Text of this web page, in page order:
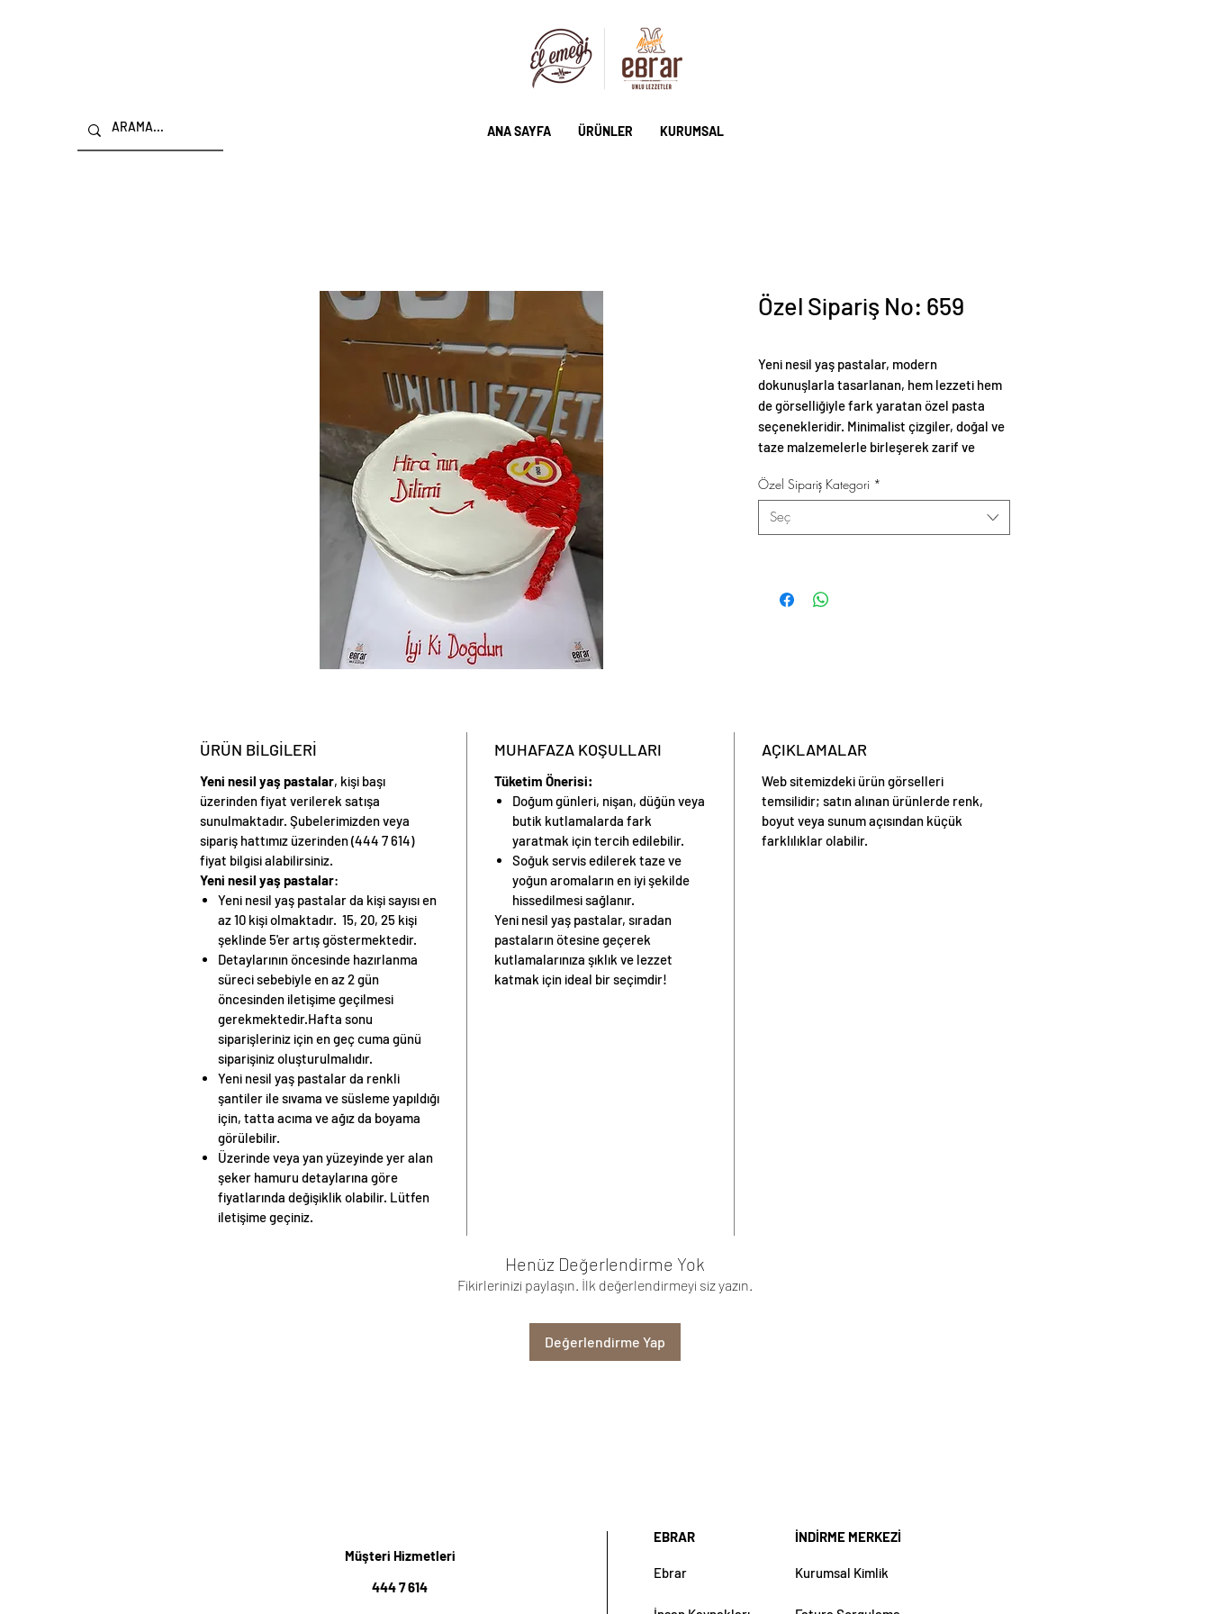
ANA SAYFA ÜRÜNLER KURUMSAL
Özel Sipariş No: 659
Yeni nesil yaş pastalar, modern
dokunuşlarla tasarlanan, hem lezzeti hem
de görselliğiyle fark yaratan özel pasta
seçenekleridir. Minimalist çizgiler, doğal ve
taze malzemelerle birleşerek zarif ve
Özel Sipariş Kategori *
Seç
ÜRÜN BİLGİLERİ
Yeni nesil yaş pastalar, kişi başı
üzerinden fiyat verilerek satışa
sunulmaktadır. Şubelerimizden veya
sipariş hattımız üzerinden (444 7 614)
fiyat bilgisi alabilirsiniz.
Yeni nesil yaş pastalar:
Yeni nesil yaş pastalar da kişi sayısıen
az 10 kişi olmaktadır. 15, 20, 25 kişi
şeklinde 5'er artış göstermektedir.
Detaylarının öncesinde hazırlanma
süreci sebebiyle en az 2 gün
öncesinden iletişime geçilmesi
gerekmektedir.Hafta sonu
siparişleriniz için en geç cuma günü
siparişiniz oluşturulmalıdır.
Yeni nesil yaş pastalar da renkli
şantiler ile sıvama ve süsleme yapıldığı
için, tatta acıma ve ağız da boyama
görülebilir.
Üzerinde veya yan yüzeyinde yer alan
şeker hamuru detaylarına göre
fiyatlarında değişiklik olabilir. Lütfen
iletişime geçiniz.
MUHAFAZA KOŞULLARI
Tüketim Önerisi:
Doğum günleri, nişan, düğün veya
butik kutlamalarda fark
yaratmak için tercih edilebilir.
Soğuk servis edilerek taze ve
yoğun aromaların en iyi şekilde
hissedilmesi sağlanır.
Yeni nesil yaş pastalar, sıradan
pastaların ötesine geçerek
kutlamalarınıza şıklık ve lezzet
katmak için ideal bir seçimdir!
AÇIKLAMALAR
Web sitemizdeki ürün görselleri
temsilidir; satın alınan ürünlerde renk,
boyut veya sunum açısından küçük
farklılıklar olabilir.
Henüz Değerlendirme Yok
Fikirlerinizi paylaşın. İlk değerlendirmeyi siz yazın.
Değerlendirme Yap
Müşteri Hizmetleri
444 7 614
EBRAR
Ebrar
İNDİRME MERKEZİ
Kurumsal Kimlik